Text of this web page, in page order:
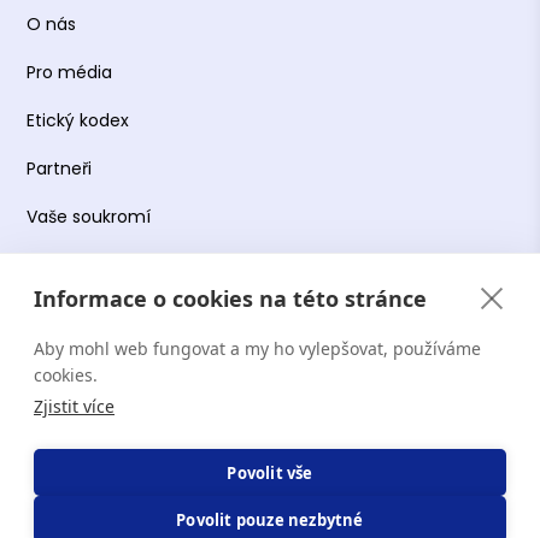
Informace o cookies na této stránce
Aby mohl web fungovat a my ho vylepšovat, používáme
cookies.
Zjistit více
Povolit vše
Povolit pouze nezbytné
O nás
Pro média
Etický kodex
Partneři
Vaše soukromí
Obchodní podmínky
Podmínky používání platformy
Copyright Terapie CZ s.r.o. 2026. Všechna práva
19644078.